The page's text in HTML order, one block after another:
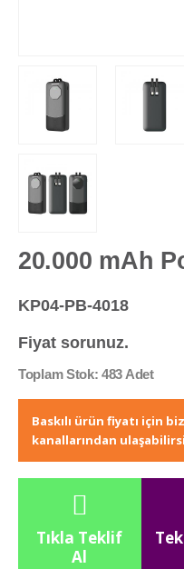
20.000 mAh
KP04-PB-4018
Fiyat sorunuz.
Toplam Stok: 483 Adet
Baskılı ürün fiyatı için
kanallarından
Tıkla Teklif
Al